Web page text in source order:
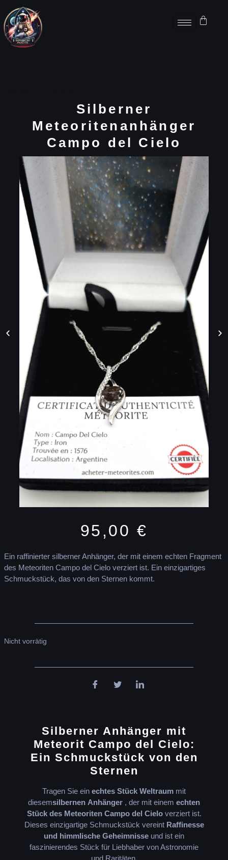
Silberner
Meteoritenanhänger
Campo del Cielo
95,00 €
Ein raffinierter silberner Anhänger, der mit einem echten Fragment
des Meteoriten Campo del Cielo verziert ist. Ein einzigartiges
Schmuckstück, das von den Sternen kommt.
Nicht vorrätig
Silberner Anhänger mit
Meteorit Campo del Cielo:
Ein Schmuckstück von den
Sternen
Tragen Sie ein echtes Stück Weltraum mit
diesemsilbernen Anhänger , der mit einem echten
Stück des Meteoriten Campo del Cieloverziert ist.
Dieses einzigartige Schmuckstück vereint Raffinesse
und himmlische Geheimnisse und ist ein
faszinierendes Stück für Liebhaber von Astronomie
und Raritäten.